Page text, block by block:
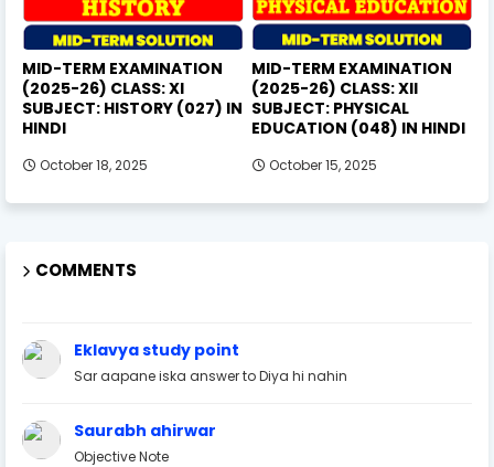
MID-TERM EXAMINATION
(2025-26) CLASS: XI
SUBJECT: HISTORY (027) IN
HINDI
October 18, 2025
MID-TERM EXAMINATION
(2025-26) CLASS: XII
SUBJECT: PHYSICAL
EDUCATION (048) IN HINDI
October 15, 2025
COMMENTS
Eklavya study point
Sar aapane iska answer to Diya hi nahin
Saurabh ahirwar
Objective Note